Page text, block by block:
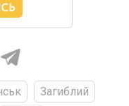
Загиблий